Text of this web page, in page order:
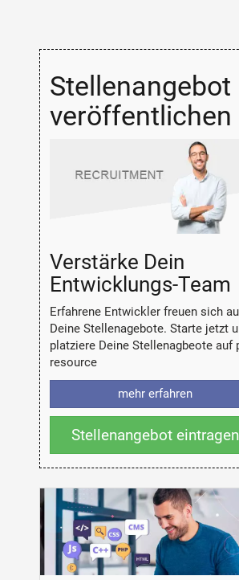
Stellenangebot
veröffentlichen
Verstärke Dein
Entwicklungs-Team
Erfahrene Entwickler freuen sich
Deine Stellenagebote. Starte jetzt
platziere Deine Stellenagbeote auf
resource
mehr erfahren
Stellenangebot eintragen